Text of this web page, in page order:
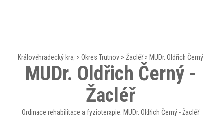
Královéhradecký kraj > Okres Trutnov > Žacléř > MUDr. Oldřich Černý
MUDr. Oldřich Černý -
Žacléř
Ordinace rehabilitace a fyzioterapie: MUDr. Oldřich Černý - Žacléř